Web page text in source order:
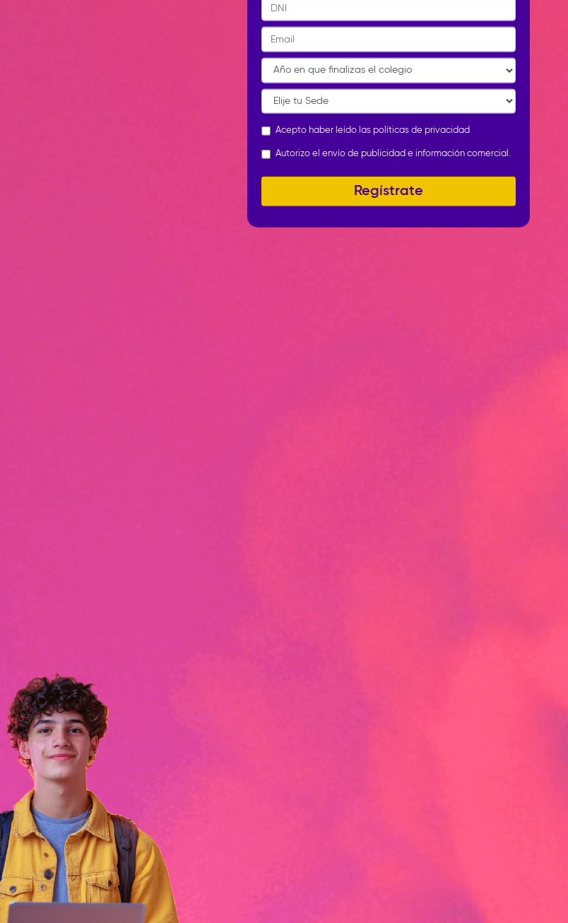
DNI
Email
Año Fin Colegio*
Sede *
Acepto haber leído laspolíticas de privacidad
Políticas de Privacidad*
Autorizo el envío de publicidad e información comercial.
Envío de Publicidad
Regístrate